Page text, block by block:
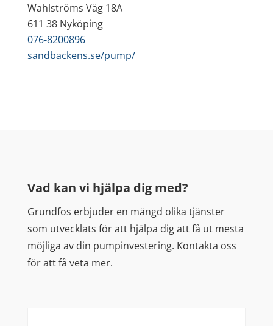
Wahlströms Väg 18A
611 38 Nyköping
076-8200896
sandbackens.se/pump/
Vad kan vi hjälpa dig med?
Grundfos erbjuder en mängd olika tjänster
som utvecklats för att hjälpa dig att få ut mesta
möjliga av din pumpinvestering. Kontakta oss
för att få veta mer.